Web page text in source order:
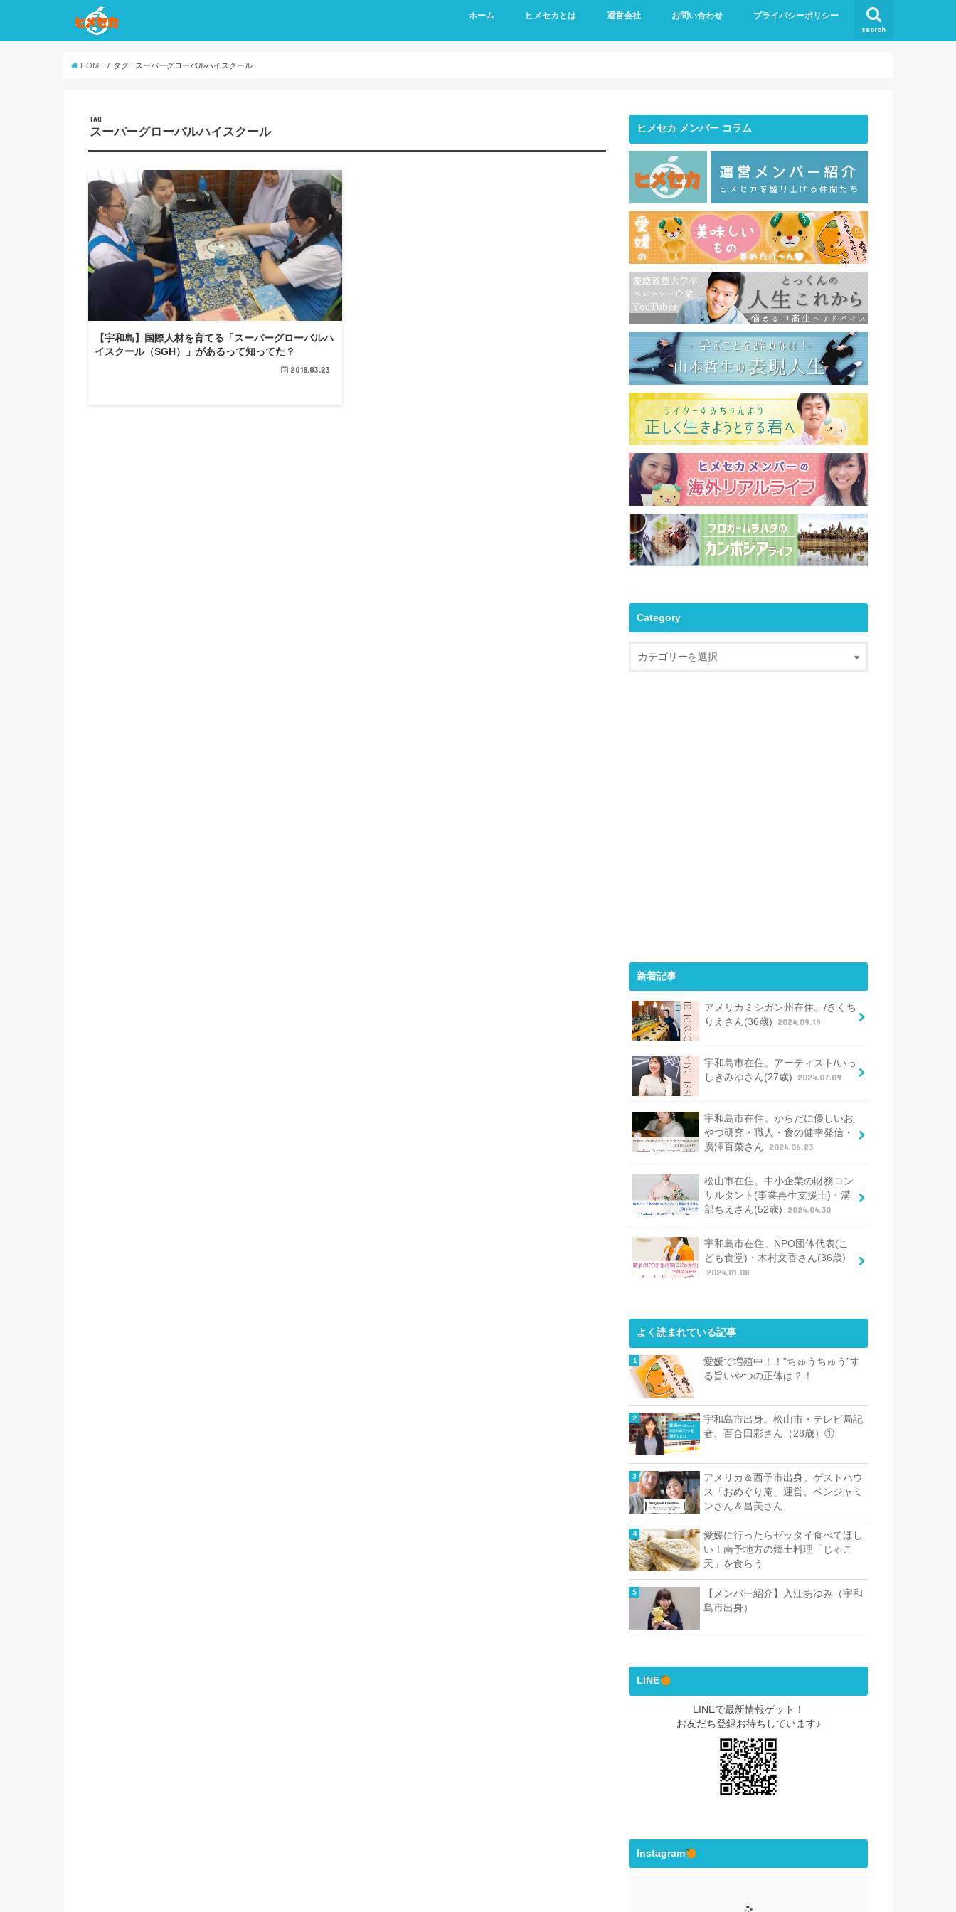
search
ホーム ヒメセカとは 運営会社
運営メンバー紹介
お問い合わせ プライバシーポリシー
HOME タグ : スーパーグローバルハイスクール
TAG
スーパーグローバルハイスクール
【宇和島】国際人材を育てる「スーパーグローバルハ
イスクール（SGH）」があるって知ってた？
2018.03.23
ヒメセカ メンバー コラム
Category
新着記事
アメリカミシガン州在住。/きくち
りえさん(36歳)
2024.09.19
宇和島市在住。アーティスト/いっ
しきみゆさん(27歳)
2024.07.09
宇和島市在住。からだに優しいお
やつ研究・職人・食の健幸発信・
廣澤百菜さん
2024.06.23
松山市在住。中小企業の財務コン
サルタント(事業再生支援士)・溝
部ちえさん(52歳)
2024.04.30
宇和島市在住。NPO団体代表(こ
ども食堂)・木村文香さん(36歳)
2024.01.08
よく読まれている記事
愛媛で増殖中！！”ちゅうちゅう”す
る旨いやつの正体は？！
宇和島市出身。松山市・テレビ局記
者、百合田彩さん（28歳）①
アメリカ＆西予市出身。ゲストハウ
ス「おめぐり庵」運営、ベンジャミ
ンさん＆昌美さん
愛媛に行ったらゼッタイ食べてほし
い！南予地方の郷土料理「じゃこ
天」を食らう
【メンバー紹介】入江あゆみ（宇和
島市出身）
LINE
LINEで最新情報ゲット！
お友だち登録お待ちしています♪
Instagram